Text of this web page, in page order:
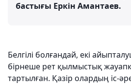
бастығы Еркін Амантаев.
Белгілі болғандай, екі
бірнеше рет қылмыстық
тартылған. Қазір олардың іс-